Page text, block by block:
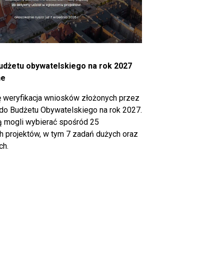
obywatelskiego na rok 2027
weryfikacja wniosków złożonych przez
Budżetu Obywatelskiego na rok 2027.
mogli wybierać spośród 25
projektów, w tym 7 zadań dużych oraz